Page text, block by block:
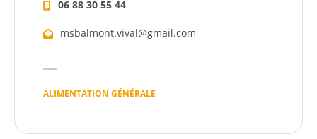
06 88 30 55 44
msbalmont.vival@gmail.com
ALIMENTATION GÉNÉRALE